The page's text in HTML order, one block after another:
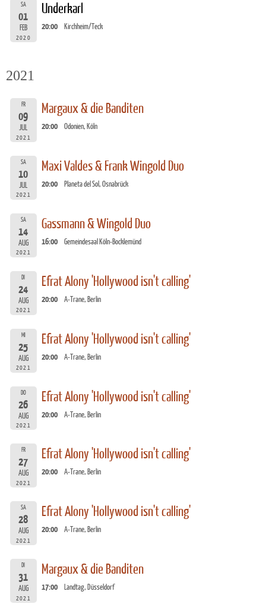
SA
01
FEB
2020
Underkarl
20:00 Kirchheim/Teck
2021
FR
09
JUL
2021
Margaux & die Banditen
20:00 Odonien, Köln
SA
10
JUL
2021
Maxi Valdes & Frank Wingold Duo
20:00 Planeta del Sol, Osnabrück
SA
14
AUG
2021
Gassmann & Wingold Duo
16:00 Gemeindesaal Köln-Bocklemünd
DI
24
AUG
2021
Efrat Alony 'Hollywood isn't calling'
20:00 A-Trane, Berlin
MI
25
AUG
2021
Efrat Alony 'Hollywood isn't calling'
20:00 A-Trane, Berlin
DO
26
AUG
2021
Efrat Alony 'Hollywood isn't calling'
20:00 A-Trane, Berlin
FR
27
AUG
2021
Efrat Alony 'Hollywood isn't calling'
20:00 A-Trane, Berlin
SA
28
AUG
2021
Efrat Alony 'Hollywood isn't calling'
20:00 A-Trane, Berlin
DI
31
AUG
2021
Margaux & die Banditen
17:00 Landtag, Düsseldorf